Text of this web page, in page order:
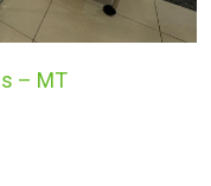
– MT